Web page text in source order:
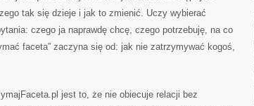
tak się dzieje i jak to zmienić. Uczy wybierać
czego ja naprawdę chcę, czego potrzebuję, na co
faceta” zaczyna się od: jak nie zatrzymywać kogoś,
jest to, że nie obiecuje relacji bez